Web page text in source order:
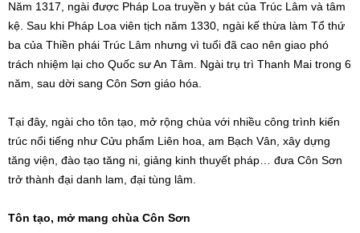
Năm 1317, ngài được Pháp Loa truyền y bát của Trúc Lâm và tâm
kệ. Sau khi Pháp Loa viên tịch năm 1330, ngài kế thừa làm Tổ thứ
ba của Thiền phái Trúc Lâm nhưng vì tuổi đã cao nên giao phó
trách nhiệm lại cho Quốc sư An Tâm. Ngài trụ trì Thanh Mai trong 6
năm, sau dời sang Côn Sơn giáo hóa.
Tại đây, ngài cho tôn tạo, mở rộng chùa với nhiều công trình kiến
trúc nổi tiếng như Cửu phẩm Liên hoa, am Bạch Vân, xây dựng
tăng viện, đào tạo tăng ni, giảng kinh thuyết pháp… đưa Côn Sơn
trở thành đại danh lam, đại tùng lâm.
Tôn tạo, mở mang chùa Côn Sơn